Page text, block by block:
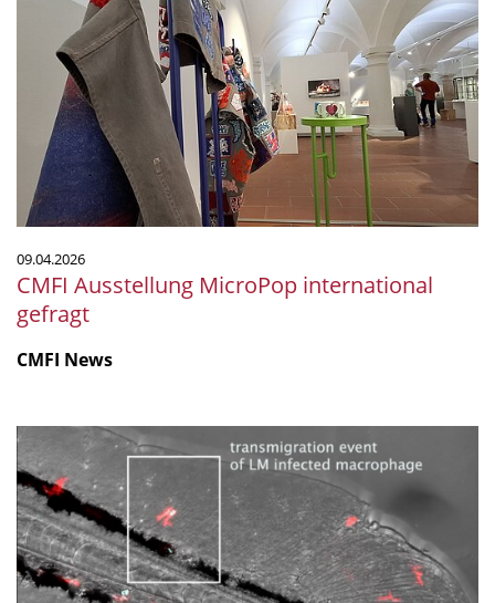
Ausstellung
MicroPop
international
gefragt
09.04.2026
CMFI Ausstellung MicroPop international
gefragt
CMFI News
Listerien-
infizierte
Makrophagen
schwächen
Blutgefäßbarrieren,
um
die